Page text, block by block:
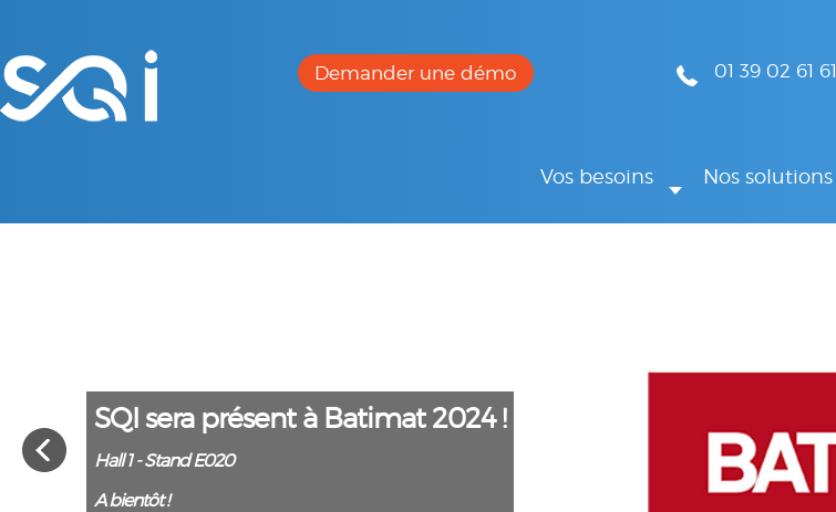
Demander une démo 01 39 02 61 61
Vos besoins Nos solutions
SQI sera présent à Batimat 2024 !
Hall 1 - Stand E020
A bientôt !